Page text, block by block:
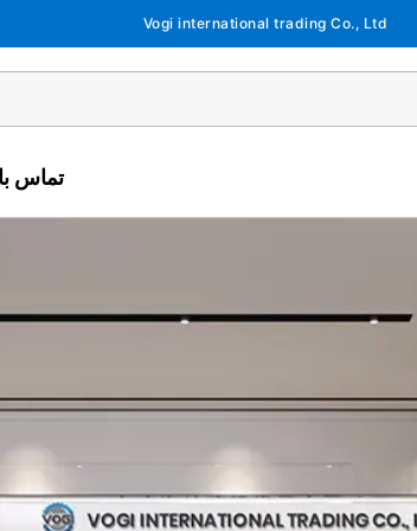
Vogi international trading Co., Ltd
تماس